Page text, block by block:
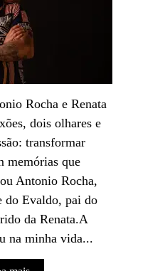
Rocha e Renata
dois olhares e
transformar
memórias que
Antonio Rocha,
do Evaldo, pai do
da Renata.A
na minha vida...